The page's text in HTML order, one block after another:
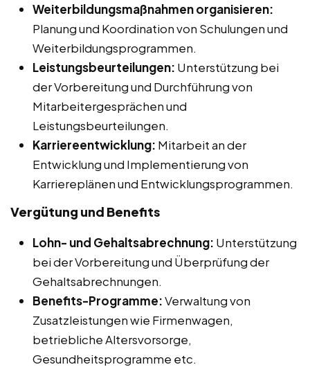
Weiterbildungsmaßnahmen organisieren:
Planung und Koordination von Schulungen und
Weiterbildungsprogrammen.
Leistungsbeurteilungen: Unterstützung bei
der Vorbereitung und Durchführung von
Mitarbeitergesprächen und
Leistungsbeurteilungen.
Karriereentwicklung: Mitarbeit an der
Entwicklung und Implementierung von
Karriereplänen und Entwicklungsprogrammen.
Vergütung und Benefits
Lohn- und Gehaltsabrechnung: Unterstützung
bei der Vorbereitung und Überprüfung der
Gehaltsabrechnungen.
Benefits-Programme:Verwaltung von
Zusatzleistungen wie Firmenwagen,
betriebliche Altersvorsorge,
Gesundheitsprogramme etc.